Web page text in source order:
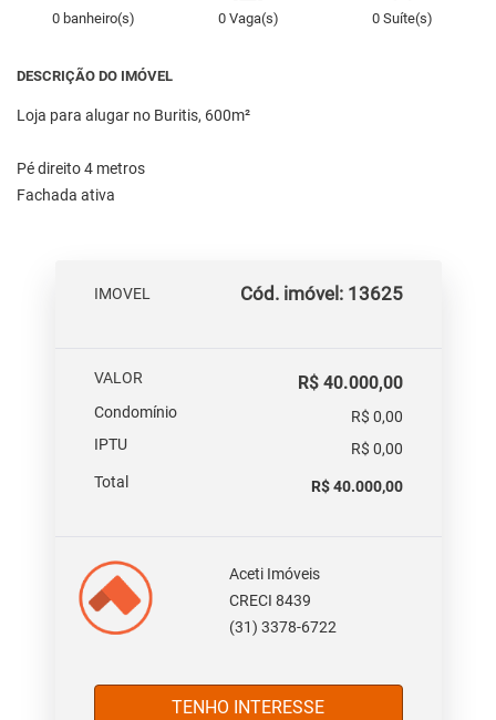
0 banheiro(s) 0 Vaga(s) 0 Suíte(s)
DESCRIÇÃO DO IMÓVEL
Loja para alugar no Buritis, 600m²
Pé direito 4 metros
Fachada ativa
IMOVEL Cód. imóvel: 13625
VALOR R$ 40.000,00
Condomínio
R$ 0,00
IPTU
R$ 0,00
Total
R$ 40.000,00
Aceti Imóveis
CRECI 8439
(31) 3378-6722
TENHO INTERESSE